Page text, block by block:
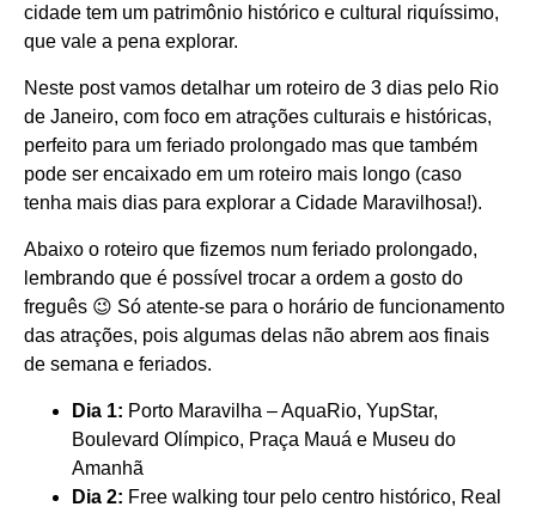
cidade tem um patrimônio histórico e cultural riquíssimo,
que vale a pena explorar.
Neste post vamos detalhar um roteiro de 3 dias pelo Rio
de Janeiro, com foco em atrações culturais e históricas,
perfeito para um feriado prolongado mas que também
pode ser encaixado em um roteiro mais longo (caso
tenha mais dias para explorar a Cidade Maravilhosa!).
Abaixo o roteiro que fizemos num feriado prolongado,
lembrando que é possível trocar a ordem a gosto do
freguês 😉 Só atente-se para o horário de funcionamento
das atrações, pois algumas delas não abrem aos finais
de semana e feriados.
Dia 1: Porto Maravilha – AquaRio, YupStar,
Boulevard Olímpico, Praça Mauá e Museu do
Amanhã
Dia 2: Free walking tour pelo centro histórico, Real